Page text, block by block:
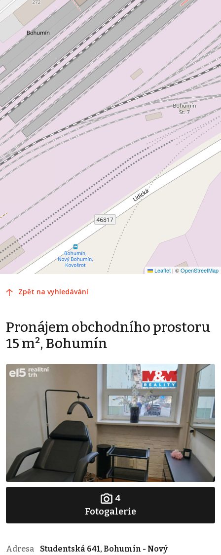
Leaflet | ©OpenStreetMap
Zpět na vyhledávání
Pronájem obchodního prostoru
15 m², Bohumín
4
Fotogalerie
Adresa
Studentská 641, Bohumín - Nový